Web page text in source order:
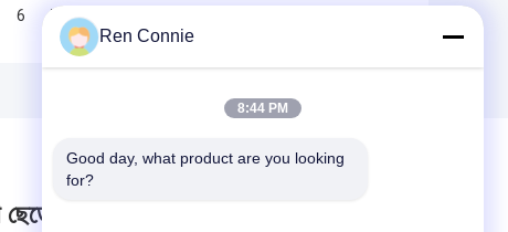
6 7 8
ছেড়ে
Ren Connie
8:44 PM
Good day, what product are you looking
for?